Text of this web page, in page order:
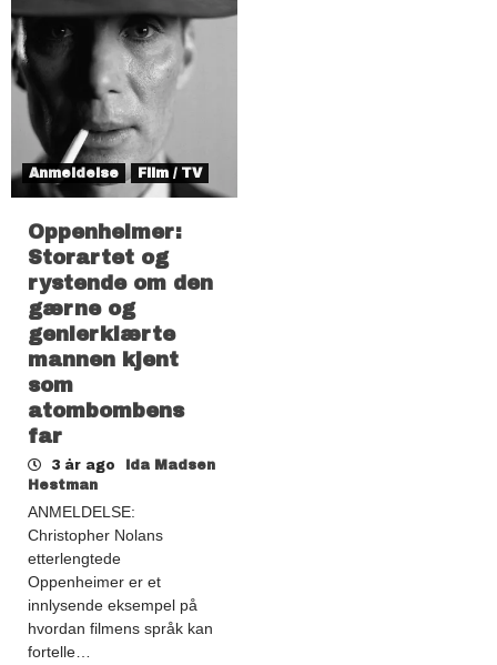
Anmeldelse Film / TV
Oppenheimer:
Storartet og
rystende om den
gærne og
genierklærte
mannen kjent
som
atombombens
far
3 år ago
Ida Madsen
Hestman
ANMELDELSE:
Christopher Nolans
etterlengtede
Oppenheimer er et
innlysende eksempel på
hvordan filmens språk kan
fortelle…